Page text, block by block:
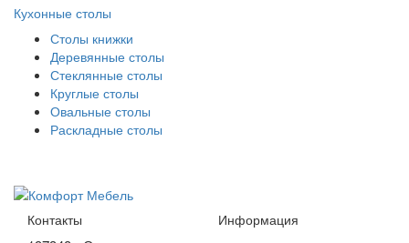
Кухонные столы
Столы книжки
Деревянные столы
Стеклянные столы
Круглые столы
Овальные столы
Раскладные столы
Контакты Информация